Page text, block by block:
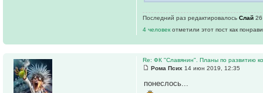
Последний раз редактировалось Слай 26
4 человек отметили этот пост как
Re: ФК "Славянин". Планы по развитию
Рома Псих 14 июн 2019, 12:35
понеслось...